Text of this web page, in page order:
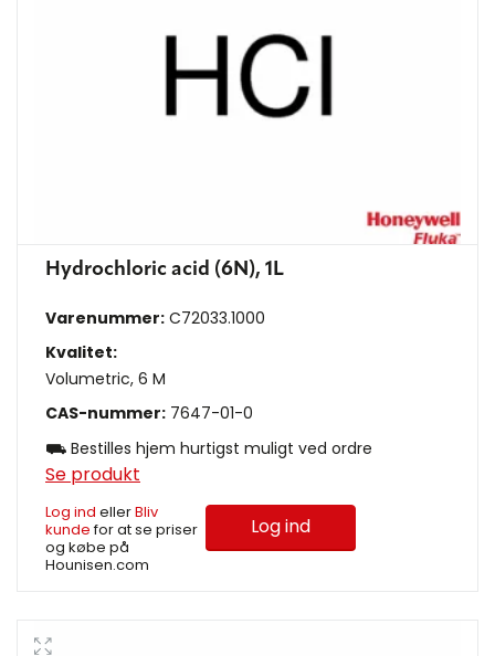
Hydrochloric acid (6N), 1L
Varenummer: C72033.1000
Kvalitet:
Volumetric, 6 M
CAS-nummer: 7647-01-0
⛟ Bestilles hjem hurtigst muligt ved ordre
Se produkt
Log ind ellerBliv
kundefor at se priser
og købe på
Hounisen.com
Log ind